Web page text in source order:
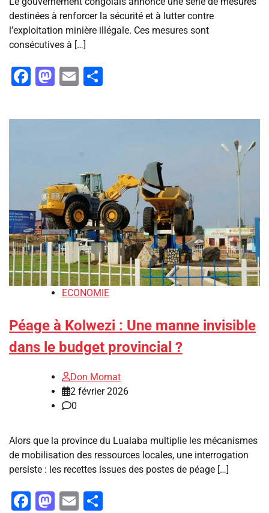
destinées à renforcer la sécurité et à lutter contre
l’exploitation minière illégale. Ces mesures sont
consécutives à […]
Facebook
Mastodon
Email
ECONOMIE
Péage à Kolwezi : Une manne invisible
dans le budget provincial ?
Don Momat
2 février 2026
0
Alors que la province du Lualaba multiplie les mécanismes
de mobilisation des ressources locales, une interrogation
persiste : les recettes issues des postes de péage […]
Facebook
Mastodon
Email